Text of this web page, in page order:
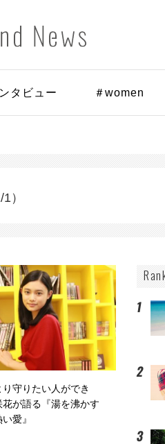
タビュー ＃women
1）
り守りたい人ができ
花が語る『湯を沸かす
愛』